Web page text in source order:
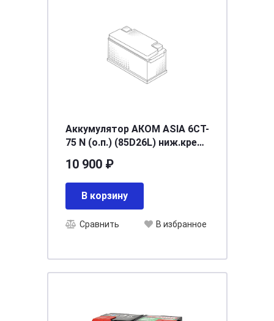
Аккумулятор AКОМ ASIA 6СТ-
75 N (о.п.) (85D26L) ниж.креп
10 900 ₽
В корзину
Сравнить В избранное